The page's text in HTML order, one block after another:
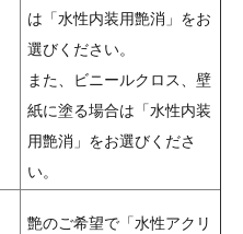
は「水性内装用艶消」をお
選びください。
また、ビニールクロス、壁
紙に塗る場合は「水性内装
用艶消」をお選びくださ
い。
艶のご希望で「水性アクリ